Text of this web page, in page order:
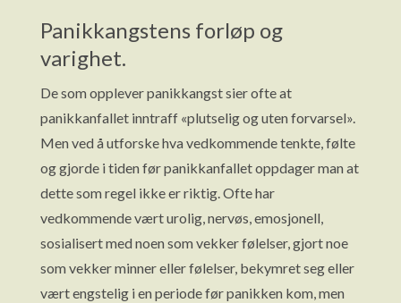
Panikkangstens forløp og
varighet.
De som opplever panikkangst sier ofte at
panikkanfallet inntraff «plutselig og uten forvarsel».
Men ved å utforske hva vedkommende tenkte, følte
og gjorde i tiden før panikkanfallet oppdager man at
dette som regel ikke er riktig. Ofte har
vedkommende vært urolig, nervøs, emosjonell,
sosialisert med noen som vekker følelser, gjort noe
som vekker minner eller følelser, bekymret seg eller
vært engstelig i en periode før panikken kom, men